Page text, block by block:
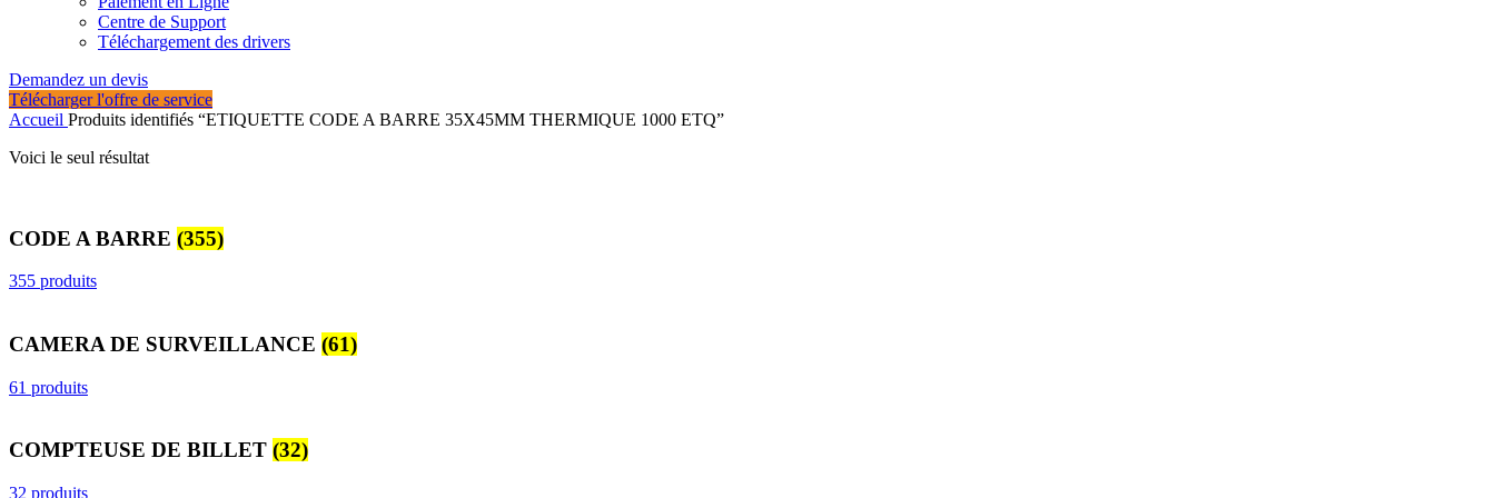
Centre de Support
Téléchargement des drivers
Demandez un devis
Télécharger l'offre de service
Accueil Produits identifiés “ETIQUETTE CODE A BARRE 35X45MM THERMIQUE 1000 ETQ”
Voici le seul résultat
CODE A BARRE (355)
355 produits
CAMERA DE SURVEILLANCE (61)
61 produits
COMPTEUSE DE BILLET (32)
32 produits